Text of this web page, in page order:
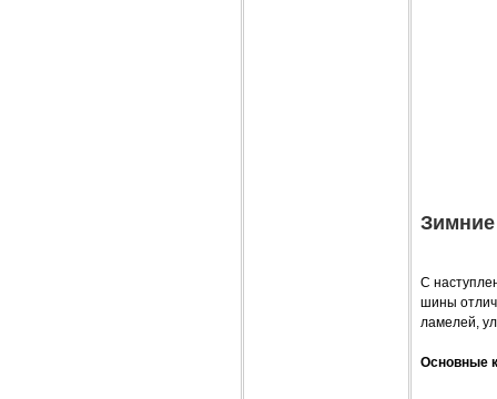
С
шины
ламелей,
Основные